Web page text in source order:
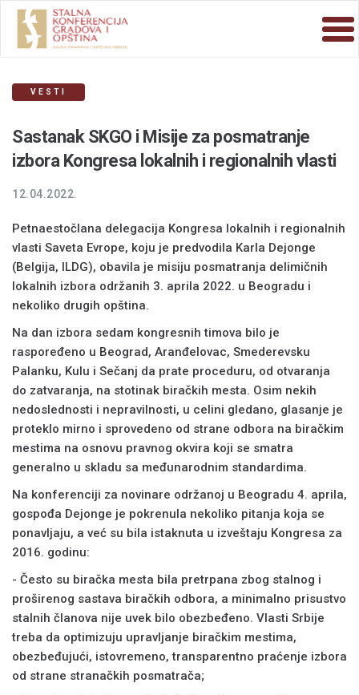
VESTI
Sastanak SKGO i Misije za posmatranje
izbora Kongresa lokalnih i regionalnih vlasti
12.04.2022.
Petnaestočlana delegacija Kongresa lokalnih i regionalnih
vlasti Saveta Evrope, koju je predvodila Karla Dejonge
(Belgija, ILDG), obavila je misiju posmatranja delimičnih
lokalnih izbora održanih 3. aprila 2022. u Beogradu i
nekoliko drugih opština.
Na dan izbora sedam kongresnih timova bilo je
raspoređeno u Beograd, Aranđelovac, Smederevsku
Palanku, Kulu i Sečanj da prate proceduru, od otvaranja
do zatvaranja, na stotinak biračkih mesta. Osim nekih
nedoslednosti i nepravilnosti, u celini gledano, glasanje je
proteklo mirno i sprovedeno od strane odbora na biračkim
mestima na osnovu pravnog okvira koji se smatra
generalno u skladu sa međunarodnim standardima.
Na konferenciji za novinare održanoj u Beogradu 4. aprila,
gospođa Dejonge je pokrenula nekoliko pitanja koja se
ponavljaju, a već su bila istaknuta u izveštaju Kongresa za
2016. godinu:
- Često su biračka mesta bila pretrpana zbog stalnog i
proširenog sastava biračkih odbora, a minimalno prisustvo
stalnih članova nije uvek bilo obezbeđeno. Vlasti Srbije
treba da optimizuju upravljanje biračkim mestima,
obezbeđujući, istovremeno, transparentno praćenje izbora
od strane stranačkih posmatrača;